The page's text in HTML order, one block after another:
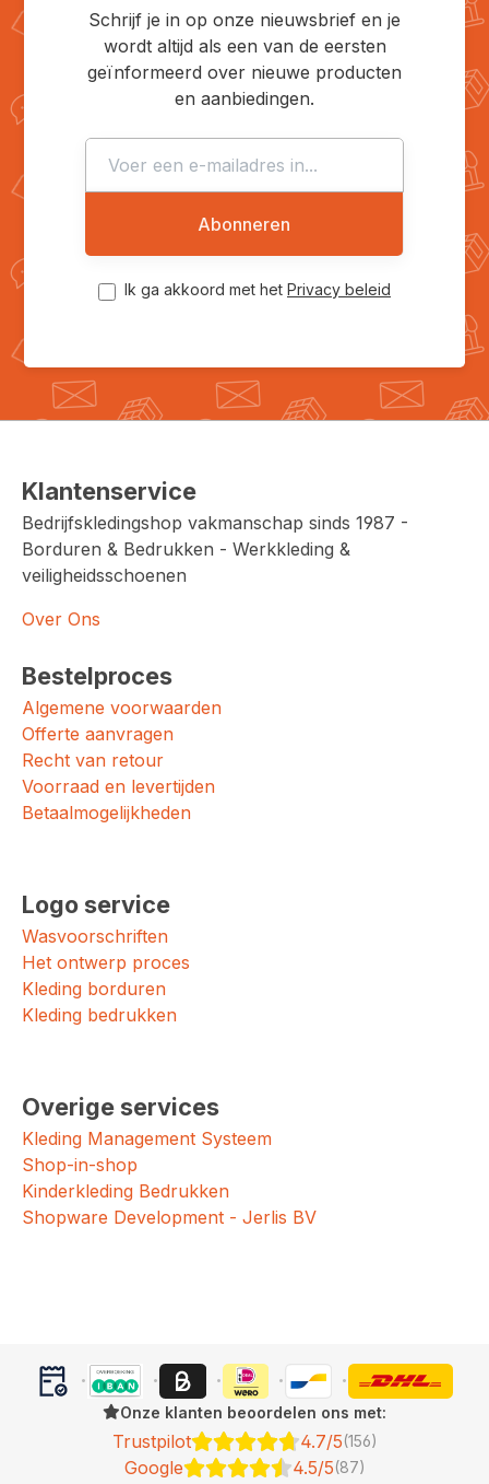
Schrijf je in op onze nieuwsbrief en je
wordt altijd als een van de eersten
geïnformeerd over nieuwe producten
en aanbiedingen.
Abonneren
Ik ga akkoord met het Privacy beleid
Klantenservice
Bedrijfskledingshop vakmanschap sinds 1987 -
Borduren & Bedrukken - Werkkleding &
veiligheidsschoenen
Over Ons
Bestelproces
Algemene voorwaarden
Offerte aanvragen
Recht van retour
Voorraad en levertijden
Betaalmogelijkheden
Logo service
Wasvoorschriften
Het ontwerp proces
Kleding borduren
Kleding bedrukken
Overige services
Kleding Management Systeem
Shop-in-shop
Kinderkleding Bedrukken
Shopware Development - Jerlis BV
Onze klanten beoordelen ons met:
Trustpilot 4.7/5(156)
Google 4.5/5(87)